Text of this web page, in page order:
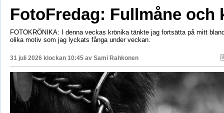
FotoFredag: Fullmåne och
FOTOKRÖNIKA: I denna veckas krönika tänkte jag fortsätta på mitt
olika motiv som jag lyckats fånga under veckan.
31 juli 2026 klockan 10:45 av Sami Rahkonen